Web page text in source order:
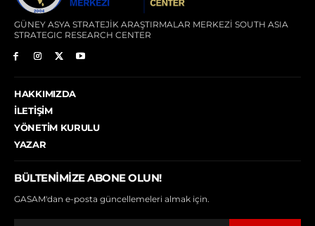
GÜNEY ASYA STRATEJİK ARAŞTIRMALAR MERKEZİ SOUTH ASIA
STRATEGIC RESEARCH CENTER
HAKKIMIZDA
İLETIŞIM
YÖNETIM KURULU
YAZAR
BÜLTENIMIZE ABONE OLUN!
GASAM'dan e-posta güncellemeleri almak için.